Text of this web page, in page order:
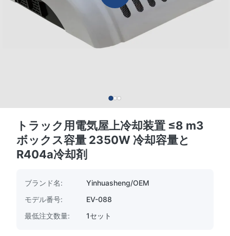
トラック用電気屋上冷却装置 ≤8 m3
ボックス容量 2350W 冷却容量と
R404a冷却剤
ブランド名:
Yinhuasheng/OEM
モデル番号:
EV-088
最低注文数量:
1セット